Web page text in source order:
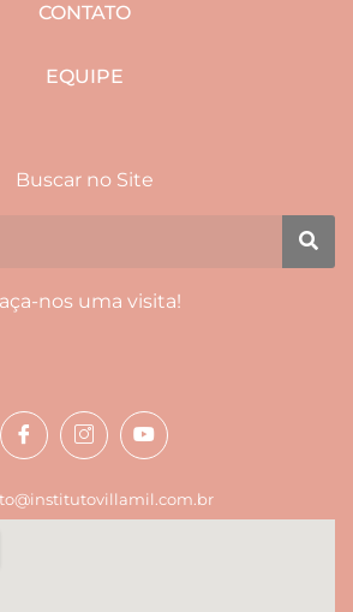
CONTATO
EQUIPE
Buscar no Site
nos uma visita!